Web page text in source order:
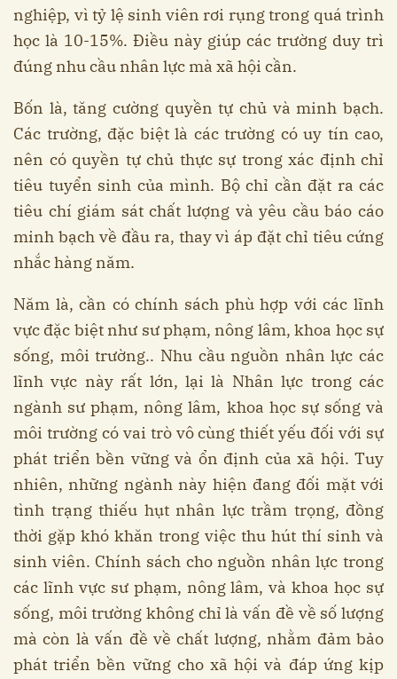
nghiệp, vì tỷ lệ sinh viên rơi rụng trong quá trình
học là 10-15%. Điều này giúp các trường duy trì
đúng nhu cầu nhân lực mà xã hội cần.
Bốn là, tăng cường quyền tự chủ và minh bạch.
Các trường, đặc biệt là các trường có uy tín cao,
nên có quyền tự chủ thực sự trong xác định chỉ
tiêu tuyển sinh của mình. Bộ chỉ cần đặt ra các
tiêu chí giám sát chất lượng và yêu cầu báo cáo
minh bạch về đầu ra, thay vì áp đặt chỉ tiêu cứng
nhắc hàng năm.
Năm là, cần có chính sách phù hợp với các lĩnh
vực đặc biệt như sư phạm, nông lâm, khoa học sự
sống, môi trường.. Nhu cầu nguồn nhân lực các
lĩnh vực này rất lớn, lại là Nhân lực trong các
ngành sư phạm, nông lâm, khoa học sự sống và
môi trường có vai trò vô cùng thiết yếu đối với sự
phát triển bền vững và ổn định của xã hội. Tuy
nhiên, những ngành này hiện đang đối mặt với
tình trạng thiếu hụt nhân lực trầm trọng, đồng
thời gặp khó khăn trong việc thu hút thí sinh và
sinh viên. Chính sách cho nguồn nhân lực trong
các lĩnh vực sư phạm, nông lâm, và khoa học sự
sống, môi trường không chỉ là vấn đề về số lượng
mà còn là vấn đề về chất lượng, nhằm đảm bảo
phát triển bền vững cho xã hội và đáp ứng kịp